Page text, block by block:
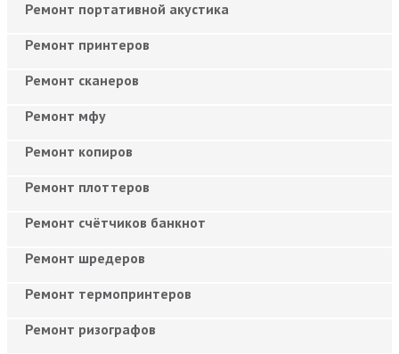
Ремонт портативной акустика
Ремонт принтеров
Ремонт сканеров
Ремонт мфу
Ремонт копиров
Ремонт плоттеров
Ремонт счётчиков банкнот
Ремонт шредеров
Ремонт термопринтеров
Ремонт ризографов